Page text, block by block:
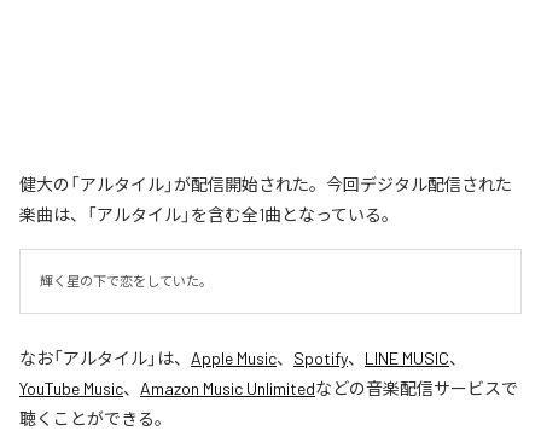
健大の「アルタイル」が配信開始された。今回デジタル配信された
楽曲は、「アルタイル」を含む全1曲となっている。
輝く星の下で恋をしていた。
なお「アルタイル」は、 Apple Music、 Spotify、 LINE MUSIC、
YouTube Music、 Amazon Music Unlimitedなどの音楽配信サービスで
聴くことができる。